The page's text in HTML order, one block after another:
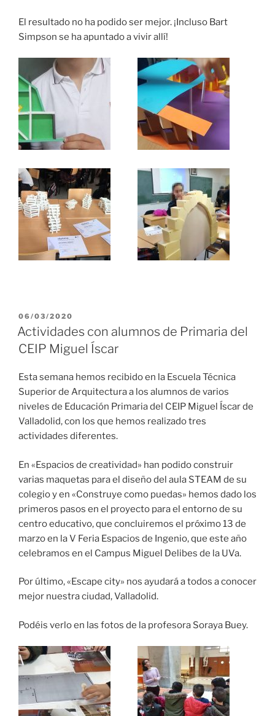
El resultado no ha podido ser mejor. ¡Incluso Bart
Simpson se ha apuntado a vivir allí!
PUBLICADO
EL
06/03/2020
Actividades con alumnos de Primaria del
CEIP Miguel Íscar
Esta semana hemos recibido en la Escuela Técnica
Superior de Arquitectura a los alumnos de varios
niveles de Educación Primaria del CEIP Miguel Íscar de
Valladolid, con los que hemos realizado tres
actividades diferentes.
En «Espacios de creatividad» han podido construir
varias maquetas para el diseño del aula STEAM de su
colegio y en «Construye como puedas» hemos dado los
primeros pasos en el proyecto para el entorno de su
centro educativo, que concluiremos el próximo 13 de
marzo en la V Feria Espacios de Ingenio, que este año
celebramos en el Campus Miguel Delibes de la UVa.
Por último, «Escape city» nos ayudará a todos a conocer
mejor nuestra ciudad, Valladolid.
Podéis verlo en las fotos de la profesora Soraya Buey.